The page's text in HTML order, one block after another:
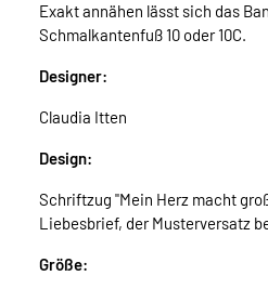
Exakt annähen lässt sich das
Schmalkantenfuß 10 oder 10C.
Designer:
Claudia Itten
Design:
Schriftzug "Mein Herz macht
Liebesbrief, der Musterversatz
Größe: